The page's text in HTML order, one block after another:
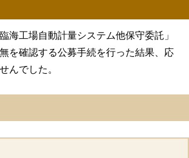
海工場自動計量システム他保守委託」
を確認する公募手続を行った結果、応
んでした。